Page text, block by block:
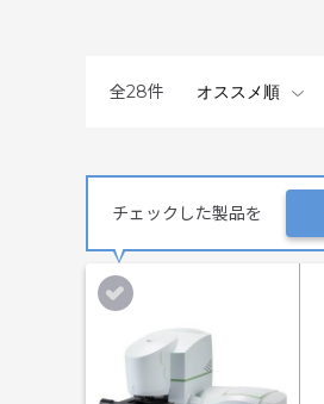
全28件
チェックした製品を